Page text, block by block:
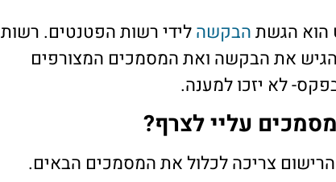
הוא הגשתהבקשהלידי רשות הפטנטים. רשות
את הבקשה ואת המסמכים המצורפים
לא יזכו למענה.
עליי לצרף?
צריכה לכלול את המסמכים הבאים.